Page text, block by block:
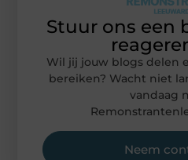
Stuur ons een
Wil jij jouw blogs delen
bereiken? Wacht niet
vandaag
Neem